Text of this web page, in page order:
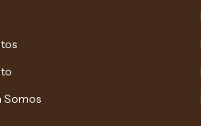
Somos